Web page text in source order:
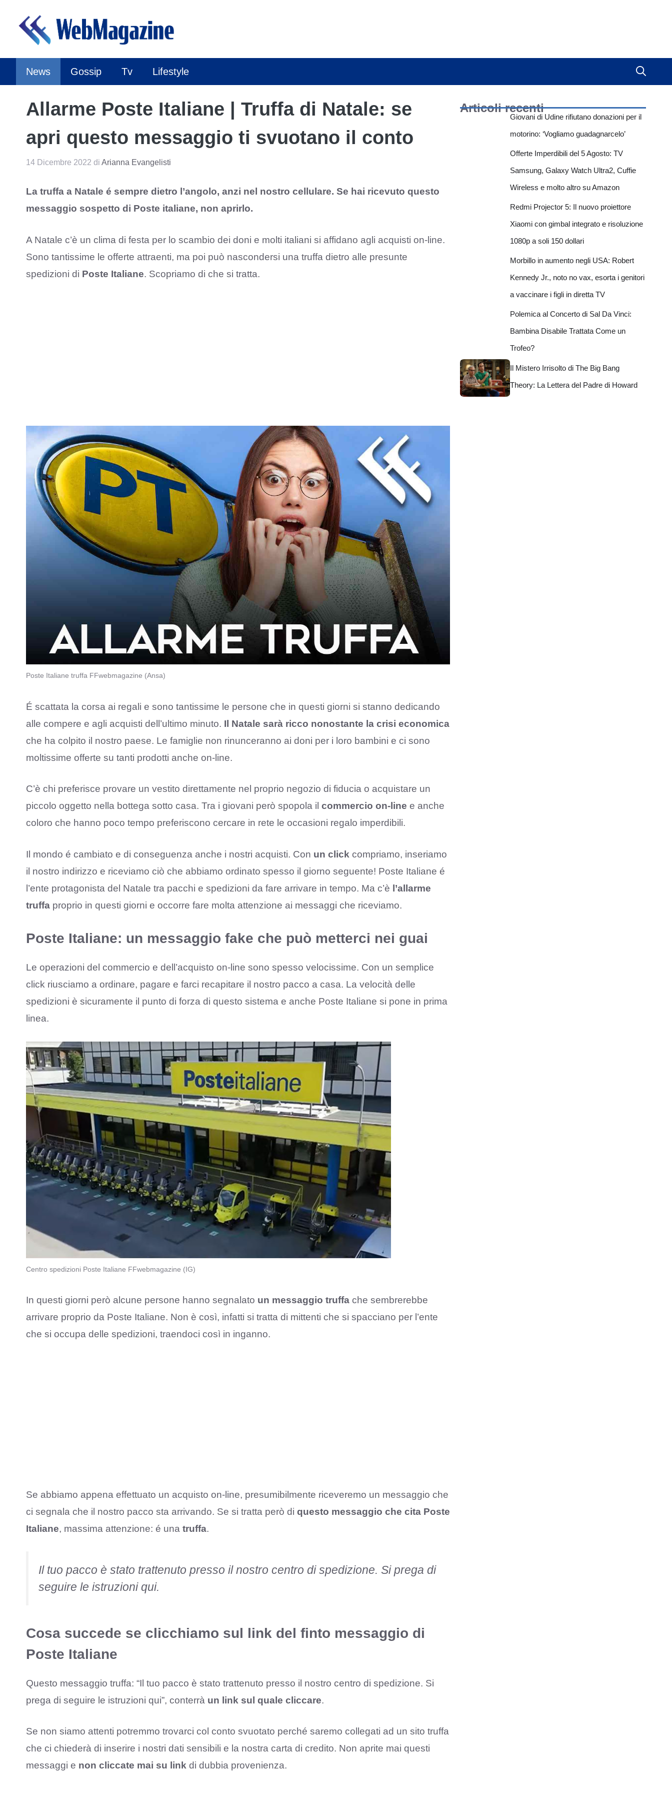
contenuto
News Gossip Tv Lifestyle
Allarme Poste Italiane | Truffa di Natale: se
apri questo messaggio ti svuotano il conto
14 Dicembre 2022 di Arianna Evangelisti
La truffa a Natale é sempre dietro l’angolo, anzi nel nostro cellulare. Se hai ricevuto questo
messaggio sospetto di Poste italiane, non aprirlo.
A Natale c’è un clima di festa per lo scambio dei doni e molti italiani si affidano agli acquisti on-line.
Sono tantissime le offerte attraenti, ma poi può nascondersi una truffa dietro alle presunte
spedizioni di Poste Italiane. Scopriamo di che si tratta.
Poste Italiane truffa FFwebmagazine (Ansa)
É scattata la corsa ai regali e sono tantissime le persone che in questi giorni si stanno dedicando
alle compere e agli acquisti dell’ultimo minuto. Il Natale sarà ricco nonostante la crisi economica
che ha colpito il nostro paese. Le famiglie non rinunceranno ai doni per i loro bambini e ci sono
moltissime offerte su tanti prodotti anche on-line.
C’è chi preferisce provare un vestito direttamente nel proprio negozio di fiducia o acquistare un
piccolo oggetto nella bottega sotto casa. Tra i giovani però spopola il commercio on-line e anche
coloro che hanno poco tempo preferiscono cercare in rete le occasioni regalo imperdibili.
Il mondo é cambiato e di conseguenza anche i nostri acquisti. Con un click compriamo, inseriamo
il nostro indirizzo e riceviamo ciò che abbiamo ordinato spesso il giorno seguente! Poste Italiane é
l’ente protagonista del Natale tra pacchi e spedizioni da fare arrivare in tempo. Ma c’è l’allarme
truffa proprio in questi giorni e occorre fare molta attenzione ai messaggi che riceviamo.
Poste Italiane: un messaggio fake che può metterci nei guai
Le operazioni del commercio e dell’acquisto on-line sono spesso velocissime. Con un semplice
click riusciamo a ordinare, pagare e farci recapitare il nostro pacco a casa. La velocità delle
spedizioni è sicuramente il punto di forza di questo sistema e anche Poste Italiane si pone in prima
linea.
Centro spedizioni Poste Italiane FFwebmagazine (IG)
In questi giorni però alcune persone hanno segnalato un messaggio truffa che sembrerebbe
arrivare proprio da Poste Italiane. Non è così, infatti si tratta di mittenti che si spacciano per l’ente
che si occupa delle spedizioni, traendoci così in inganno.
Se abbiamo appena effettuato un acquisto on-line, presumibilmente riceveremo un messaggio che
ci segnala che il nostro pacco sta arrivando. Se si tratta però di questo messaggio che cita Poste
Italiane, massima attenzione: é una truffa.
Il tuo pacco è stato trattenuto presso il nostro centro di spedizione. Si prega di
seguire le istruzioni qui.
Cosa succede se clicchiamo sul link del finto messaggio di
Poste Italiane
Questo messaggio truffa: “Il tuo pacco è stato trattenuto presso il nostro centro di spedizione. Si
prega di seguire le istruzioni qui”, conterrà un link sul quale cliccare.
Se non siamo attenti potremmo trovarci col conto svuotato perché saremo collegati ad un sito truffa
che ci chiederà di inserire i nostri dati sensibili e la nostra carta di credito. Non aprite mai questi
messaggi e non cliccate mai su link di dubbia provenienza.
Articoli recenti
Giovani di Udine rifiutano donazioni per il
motorino: ‘Vogliamo guadagnarcelo’
Offerte Imperdibili del 5 Agosto: TV
Samsung, Galaxy Watch Ultra2, Cuffie
Wireless e molto altro su Amazon
Redmi Projector 5: Il nuovo proiettore
Xiaomi con gimbal integrato e risoluzione
1080p a soli 150 dollari
Morbillo in aumento negli USA: Robert
Kennedy Jr., noto no vax, esorta i genitori
a vaccinare i figli in diretta TV
Polemica al Concerto di Sal Da Vinci:
Bambina Disabile Trattata Come un
Trofeo?
Il Mistero Irrisolto di The Big Bang
Theory: La Lettera del Padre di Howard